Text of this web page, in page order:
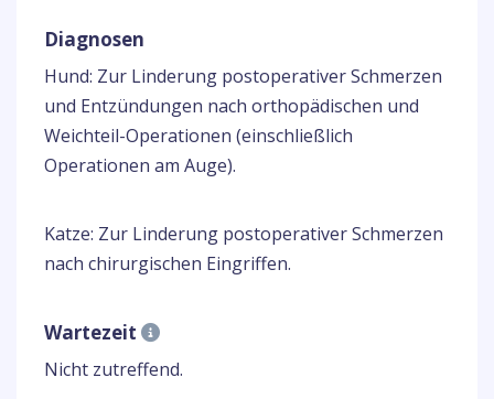
Diagnosen
Hund: Zur Linderung postoperativer Schmerzen
und Entzündungen nach orthopädischen und
Weichteil-Operationen (einschließlich
Operationen am Auge).
Katze: Zur Linderung postoperativer Schmerzen
nach chirurgischen Eingriffen.
Wartezeit
Nicht zutreffend.